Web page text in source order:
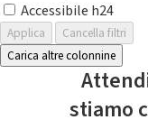
Accessibile h24
Applica
Cancella filtri
Carica altre colonnine
stiamo